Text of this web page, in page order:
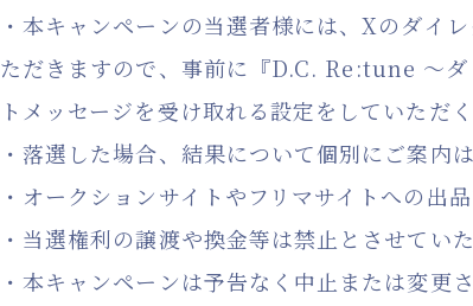
・本キャンペーンの当選者様には、Xのダイ
ただきますので、事前に『D.C. Re:tune ～
トメッセージを受け取れる設定をしていただ
・落選した場合、結果について個別にご案内
・オークションサイトやフリマサイトへの出
・当選権利の譲渡や換金等は禁止とさせてい
・本キャンペーンは予告なく中止または変更